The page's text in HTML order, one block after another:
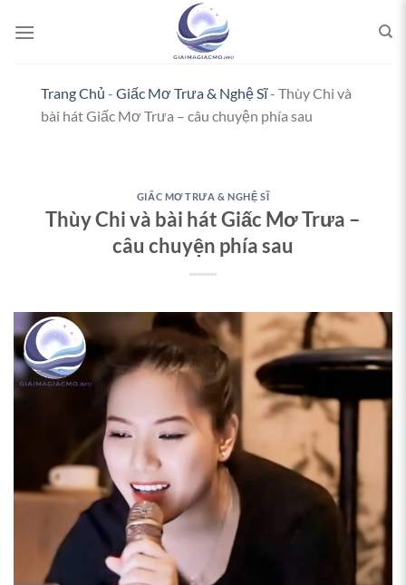
qua
Trang Chủ - Giấc Mơ Trưa & Nghệ Sĩ- Thùy Chi và
bài hát Giấc Mơ Trưa – câu chuyện phía sau
GIẤC MƠ TRƯA & NGHỆ SĨ
Thùy Chi và bài hát Giấc Mơ Trưa –
câu chuyện phía sau